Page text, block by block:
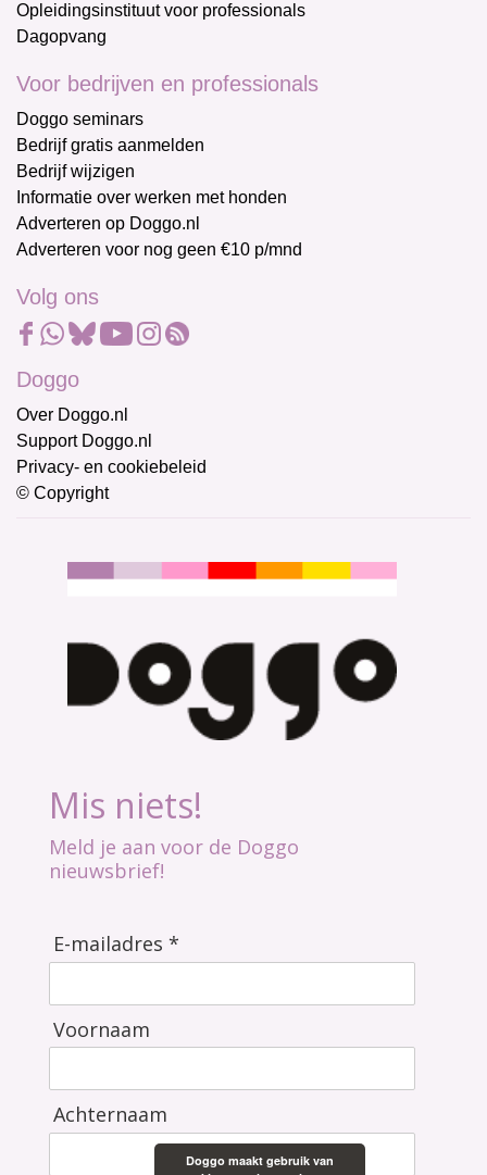
Opleidingsinstituut voor professionals
Dagopvang
Voor bedrijven en professionals
Doggo seminars
Bedrijf gratis aanmelden
Bedrijf wijzigen
Informatie over werken met honden
Adverteren op Doggo.nl
Adverteren voor nog geen €10 p/mnd
Volg ons
Doggo
Over Doggo.nl
Support Doggo.nl
Privacy- en cookiebeleid
© Copyright
Mis niets!
Meld je aan voor de Doggo
nieuwsbrief!
E-mailadres *
Voornaam
Achternaam
Doggo maakt gebruik van